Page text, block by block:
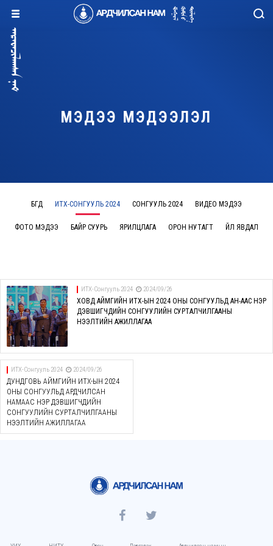
МЭДЭЭ МЭДЭЭЛЭЛ
БҮГД ИТХ-СОНГУУЛЬ 2024 СОНГУУЛЬ 2024 ВИДЕО МЭДЭЭ
ФОТО МЭДЭЭ БАЙР СУУРЬ ЯРИЛЦЛАГА ОРОН НУТАГТ ҮЙЛ ЯВДАЛ
ИТХ-Сонгууль 2024 2024/09/26
ХОВД АЙМГИЙН ИТХ-ЫН 2024 ОНЫ СОНГУУЛЬД АН-ААС НЭР
ДЭВШИГЧДИЙН СОНГУУЛИЙН СУРТАЛЧИЛГААНЫ
НЭЭЛТИЙН АЖИЛЛАГАА
ИТХ-Сонгууль 2024 2024/09/26
ДУНДГОВЬ АЙМГИЙН ИТХ-ЫН 2024
ОНЫ СОНГУУЛЬД АРДЧИЛСАН
НАМААС НЭР ДЭВШИГЧДИЙН
СОНГУУЛИЙН СУРТАЛЧИЛГААНЫ
НЭЭЛТИЙН АЖИЛЛАГАА